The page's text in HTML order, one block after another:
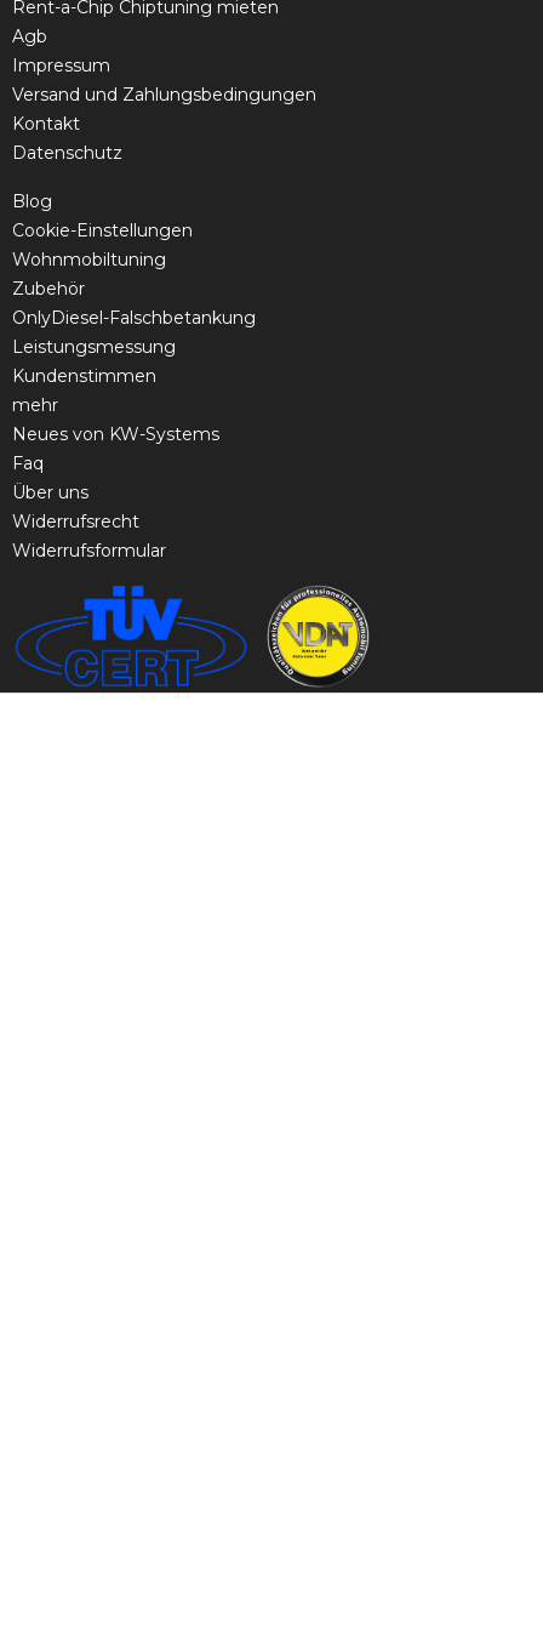
Rent-a-Chip Chiptuning mieten
Agb
Impressum
Versand und Zahlungsbedingungen
Kontakt
Datenschutz
Blog
Cookie-Einstellungen
Wohnmobiltuning
Zubehör
OnlyDiesel-Falschbetankung
Leistungsmessung
Kundenstimmen
mehr
Neues von KW-Systems
Faq
Über uns
Widerrufsrecht
Widerrufsformular